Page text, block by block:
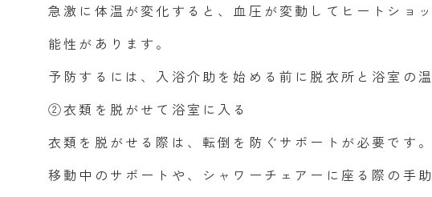
急激に体温が変化すると、血圧が変動してヒートショ
能性があります。
予防するには、入浴介助を始める前に脱衣所と浴室の
②衣類を脱がせて浴室に入る
衣類を脱がせる際は、転倒を防ぐサポートが必要です。
移動中のサポートや、シャワーチェアーに座る際の手助